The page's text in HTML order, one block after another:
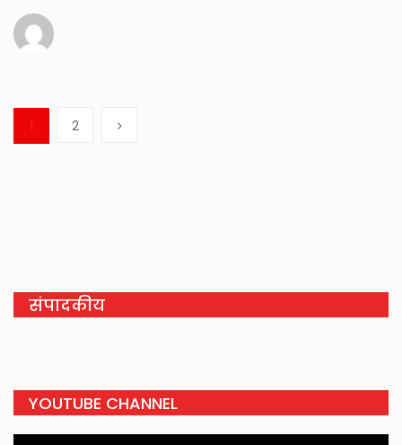
1 2
संपादकीय
YOUTUBE CHANNEL